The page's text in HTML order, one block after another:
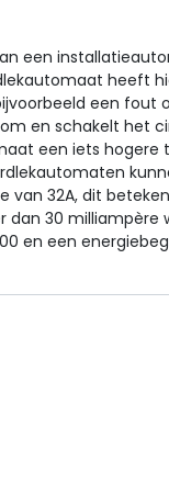
een
heeft
een
en schakelt het
een iets hogere
van 32A, dit
dan 30
en een